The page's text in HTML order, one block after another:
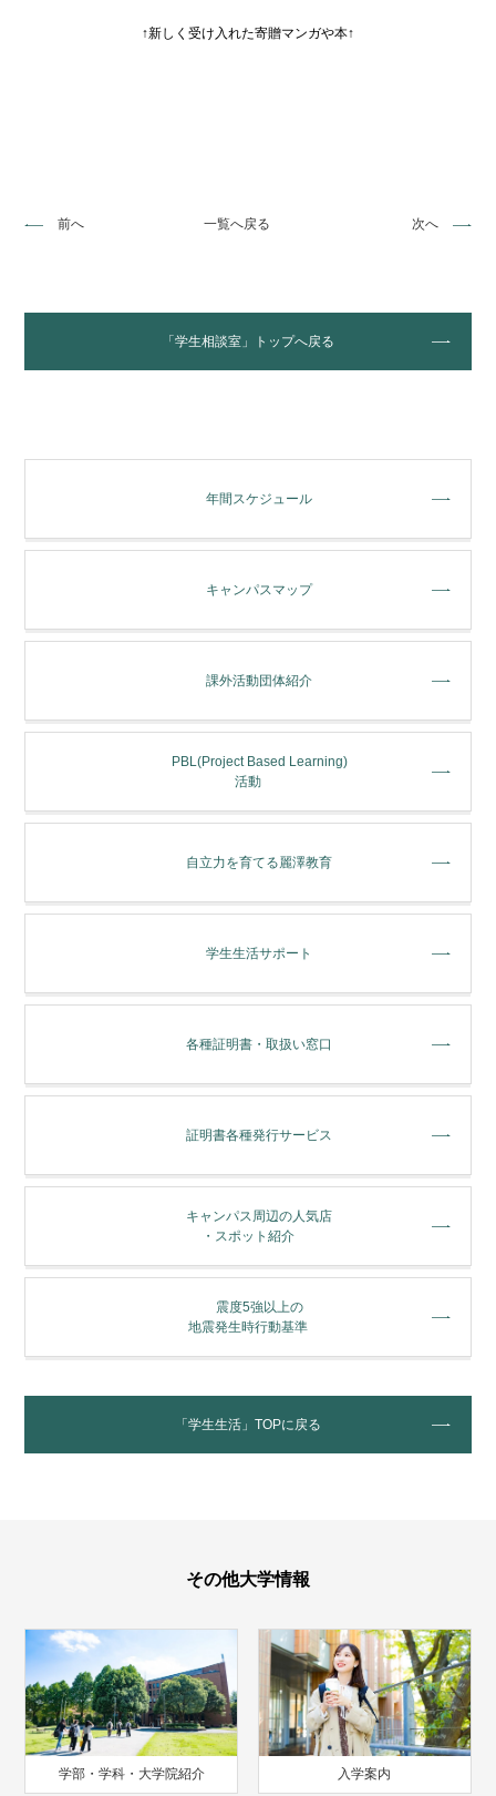
↑新しく受け入れた寄贈マンガや本↑
前へ 一覧へ戻る 次へ
「学生相談室」トップへ戻る
年間スケジュール
キャンパスマップ
課外活動団体紹介
PBL(Project Based Learning)
活動
⾃⽴⼒を育てる麗澤教育
学⽣⽣活サポート
各種証明書・取扱い窓⼝
証明書各種発行サービス
キャンパス周辺の人気店
・スポット紹介
震度5強以上の
地震発生時行動基準
「学生生活」TOPに戻る
その他大学情報
学部・学科・大学院紹介 入学案内